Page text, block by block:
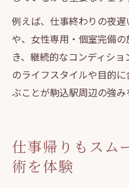
例えば、仕事終わりの夜
や、女性専用・個室完備
き、継続的なコンディシ
のライフスタイルや目的
ぶことが駒込駅周辺の強み
仕事帰りもスム
術を体験